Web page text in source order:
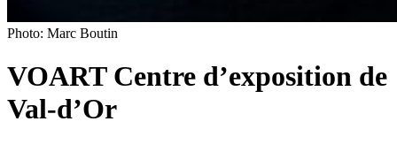
Photo: Marc Boutin
VOART Centre d’exposition de
Val-d’Or